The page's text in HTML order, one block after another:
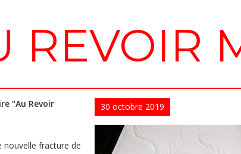
REVOIR
"Au Revoir
nouvelle fracture de
30 octobre 2019